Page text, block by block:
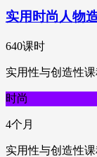
实用时尚人物
640课时
实用性与创造性
时尚
4个月
实用性与创造性